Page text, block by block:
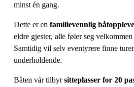
minst én gang.
Dette er en familievennlig
eldre gjester, alle føler seg
Samtidig vil selv eventyrere finne
underholdende.
Båten vår tilbyrsitteplasser for 20